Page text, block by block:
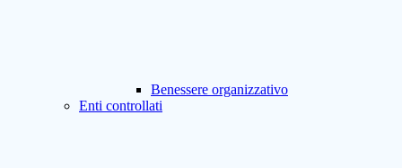
Benessere organizzativo
Enti controllati